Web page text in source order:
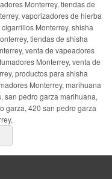
Monterrey, tiendas de
vaporizadores de hierba
Monterrey, shisha
tiendas de shisha
venta de vapeadores
Monterrey, venta de
productos para shisha
Monterrey, marihuana
san pedro garza marihuana,
garza, 420 san pedro garza